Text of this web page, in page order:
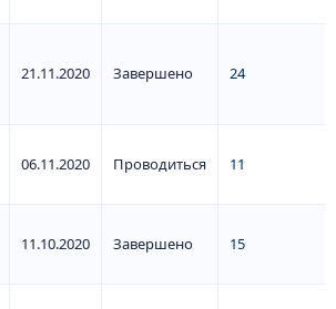
21.11.2020 Завершено 24
06.11.2020 Проводиться 11
11.10.2020 Завершено 15